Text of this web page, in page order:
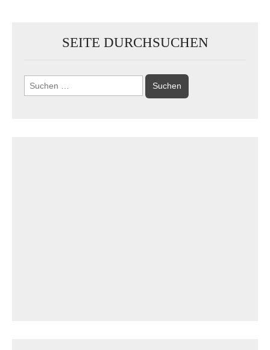
SEITE DURCHSUCHEN
Suchen
nach: